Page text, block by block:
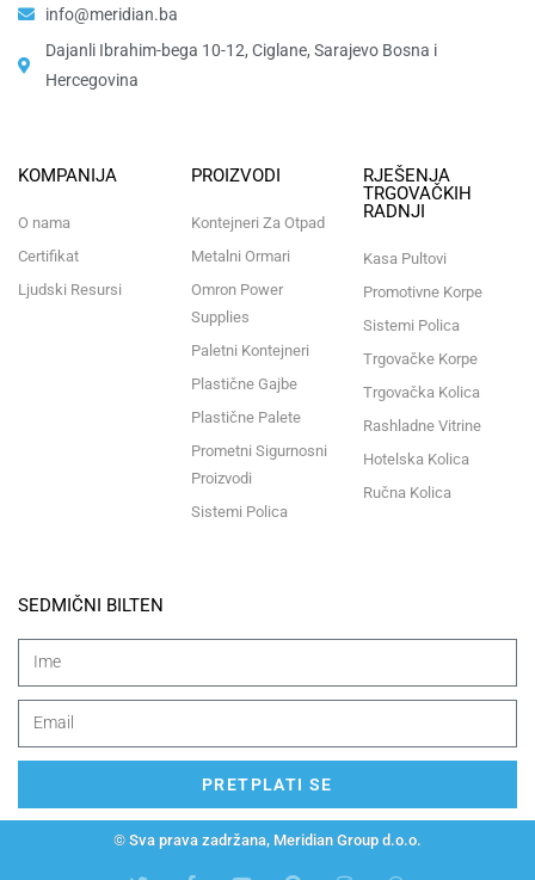
info@meridian.ba
Dajanli Ibrahim-bega 10-12, Ciglane, Sarajevo Bosna i
Hercegovina​
KOMPANIJA
O nama
Certifikat
Ljudski Resursi
PROIZVODI
Kontejneri Za Otpad
Metalni Ormari
Omron Power
Supplies
Paletni Kontejneri
Plastične Gajbe
Plastične Palete
Prometni Sigurnosni
Proizvodi
Sistemi Polica
RJEŠENJA
TRGOVAČKIH
RADNJI
Kasa Pultovi
Promotivne Korpe
Sistemi Polica
Trgovačke Korpe
Trgovačka Kolica
Rashladne Vitrine
Hotelska Kolica
Ručna Kolica
SEDMIČNI BILTEN
PRETPLATI SE
© Sva prava zadržana, Meridian Group d.o.o.